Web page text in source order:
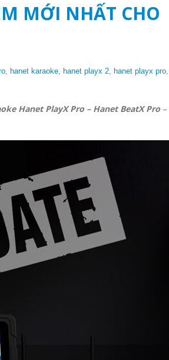
MỚI NHẤT CHO
, hanet karaoke, hanet playx 2, hanet playx pro
Hanet PlayX Pro – Hanet BeatX Pro –